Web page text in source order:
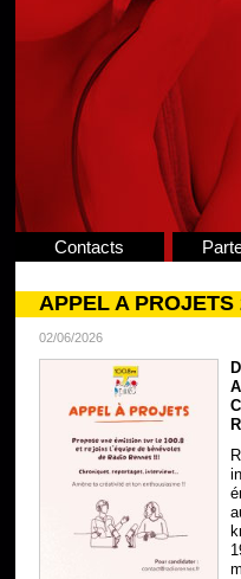
Contacts
APPEL A PROJETS
02/06/2026